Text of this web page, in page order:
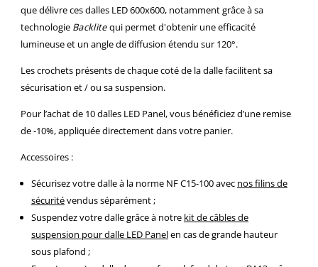
que délivre ces dalles LED 600x600, notamment grâce à sa
technologie Backlitequi permet d'obtenir une efficacité
lumineuse et un angle de diffusion étendu sur 120°.
Les crochets présents de chaque coté de la dalle facilitent sa
sécurisation et / ou sa suspension.
Pour l’achat de 10 dalles LED Panel, vous bénéficiez d’une remise
de -10%, appliquée directement dans votre panier.
Accessoires :
Sécurisez votre dalle à la norme NF C15-100 avec nos filins de
sécuritévendus séparément ;
Suspendez votre dalle grâce à notre kit de câbles de
suspension pour dalle LED Panelen cas de grande hauteur
sous plafond ;